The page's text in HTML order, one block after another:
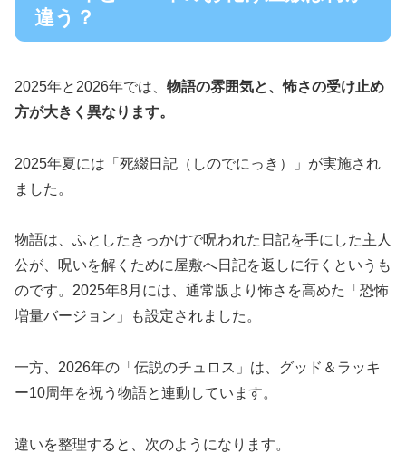
違う？
2025年と2026年では、 物語の雰囲気と、怖さの受け止め
方が大きく異なります。
2025年夏には「死綴日記（しのでにっき）」が実施され
ました。
物語は、ふとしたきっかけで呪われた日記を手にした主人
公が、呪いを解くために屋敷へ日記を返しに行くというも
のです。2025年8月には、通常版より怖さを高めた「恐怖
増量バージョン」も設定されました。
一方、2026年の「伝説のチュロス」は、グッド＆ラッキ
ー10周年を祝う物語と連動しています。
違いを整理すると、次のようになります。